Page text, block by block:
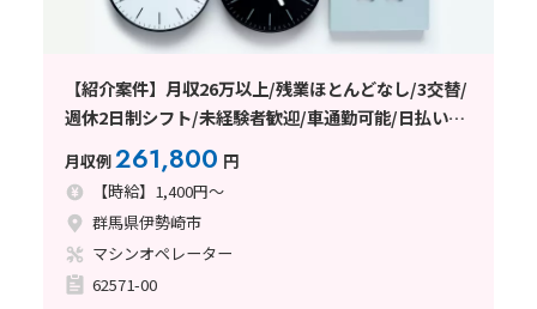
【紹介案件】月収26万以上/残業ほとんどなし/3交替/
週休2日制シフト/未経験者歓迎/車通勤可能/日払い・
週払い制度あり
月収例261,800 円
【時給】1,400円～
群馬県伊勢崎市
マシンオペレーター
62571-00